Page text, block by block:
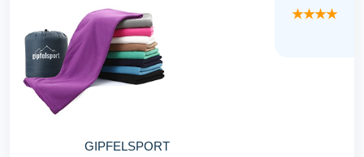
GIPFELSPORT
★★★★